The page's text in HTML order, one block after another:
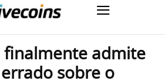
finalmente admite
sobre o